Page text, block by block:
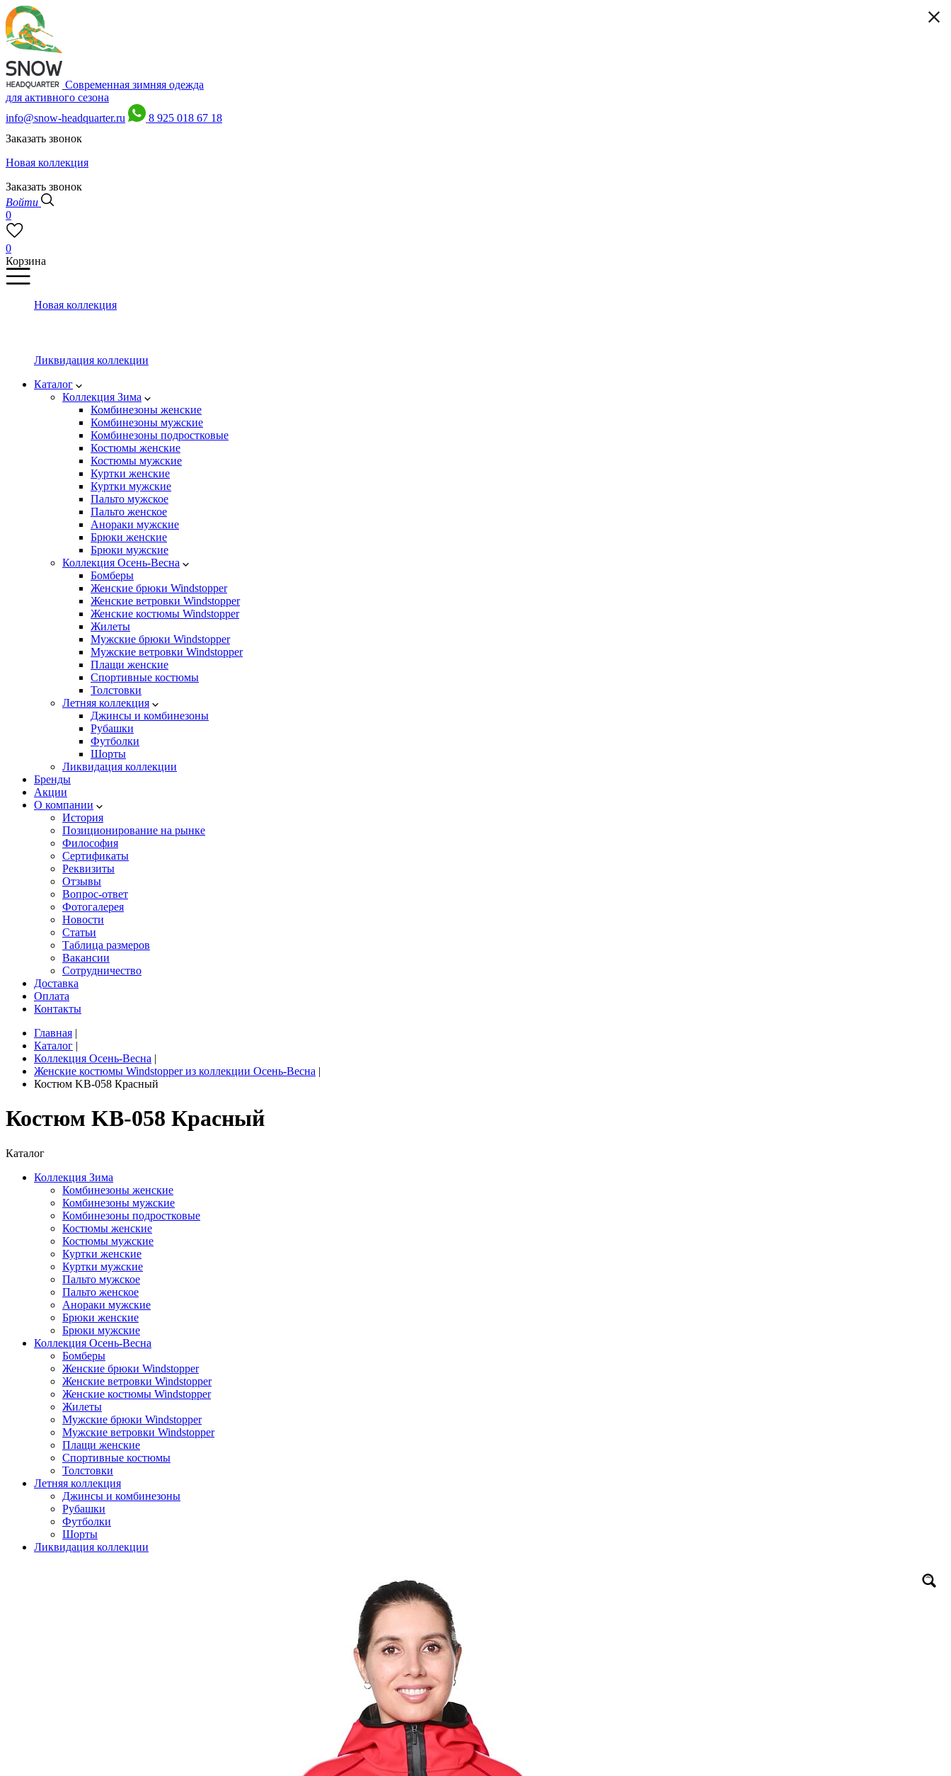
Современная зимняя одежда
для активного сезона
info@snow-headquarter.ru
8 925 018 67 18
Заказать звонок
Новая коллекция
Заказать звонок
Войти
0
0
Корзина
Новая коллекция
Ликвидация коллекции
Каталог
Коллекция Зима
Комбинезоны женские
Комбинезоны мужские
Комбинезоны подростковые
Костюмы женские
Костюмы мужские
Куртки женские
Куртки мужские
Пальто мужское
Пальто женское
Анораки мужские
Брюки женские
Брюки мужские
Коллекция Осень-Весна
Бомберы
Женские брюки Windstopper
Женские ветровки Windstopper
Женские костюмы Windstopper
Жилеты
Мужские брюки Windstopper
Мужские ветровки Windstopper
Плащи женские
Спортивные костюмы
Толстовки
Летняя коллекция
Джинсы и комбинезоны
Рубашки
Футболки
Шорты
Ликвидация коллекции
Бренды
Акции
О компании
История
Позиционирование на рынке
Философия
Сертификаты
Реквизиты
Отзывы
Вопрос-ответ
Фотогалерея
Новости
Статьи
Таблица размеров
Вакансии
Сотрудничество
Доставка
Оплата
Контакты
Главная |
Каталог |
Коллекция Осень-Весна |
Женские костюмы Windstopper из коллекции Осень-Весна |
Костюм KB-058 Красный
Костюм KB-058 Красный
Каталог
Коллекция Зима
Комбинезоны женские
Комбинезоны мужские
Комбинезоны подростковые
Костюмы женские
Костюмы мужские
Куртки женские
Куртки мужские
Пальто мужское
Пальто женское
Анораки мужские
Брюки женские
Брюки мужские
Коллекция Осень-Весна
Бомберы
Женские брюки Windstopper
Женские ветровки Windstopper
Женские костюмы Windstopper
Жилеты
Мужские брюки Windstopper
Мужские ветровки Windstopper
Плащи женские
Спортивные костюмы
Толстовки
Летняя коллекция
Джинсы и комбинезоны
Рубашки
Футболки
Шорты
Ликвидация коллекции